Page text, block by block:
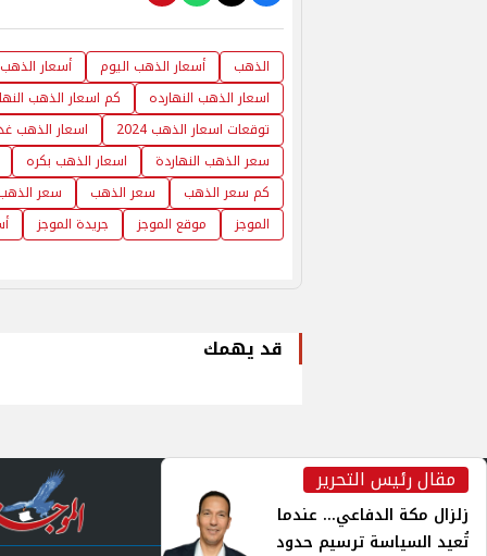
الذهب أسعار الذهب اليوم
أسعار الذهب
اسعار الذهب النهارده
كم اسعار الذهب
توقعات اسعار الذهب 2024
اسعار الذهب
سعر الذهب النهاردة
اسعار الذهب بكره
كم سعر الذهب
سعر الذهب
سعر
الموجز
موقع الموجز جريدة الموجز
قد يهمك
مقال رئيس التحرير
زلزال مكة الدفاعي... عندما
تُعيد السياسة ترسيم حدود